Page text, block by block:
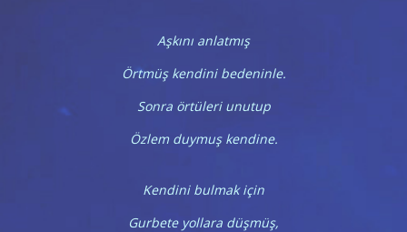
Aşkını anlatmış
Örtmüş kendini bedeninle.
Sonra örtüleri unutup
Özlem duymuş kendine.
Kendini bulmak için
Gurbete yollara düşmüş,